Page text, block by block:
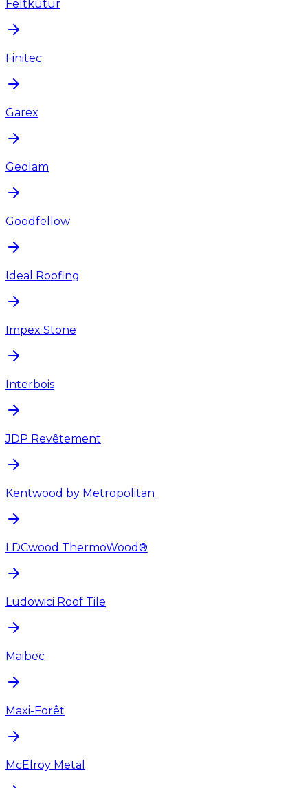
Feltkütur
Finitec
Garex
Geolam
Goodfellow
Ideal Roofing
Impex Stone
Interbois
JDP Revêtement
Kentwood by Metropolitan
LDCwood ThermoWood®
Ludowici Roof Tile
Maibec
Maxi-Forêt
McElroy Metal